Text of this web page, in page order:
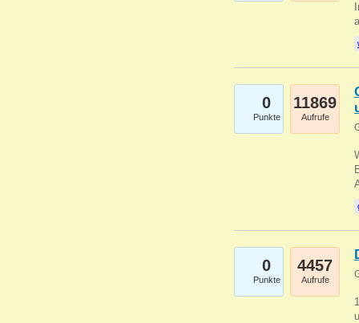
0
Punkte
11869
Aufrufe
0
Punkte
4457
Aufrufe